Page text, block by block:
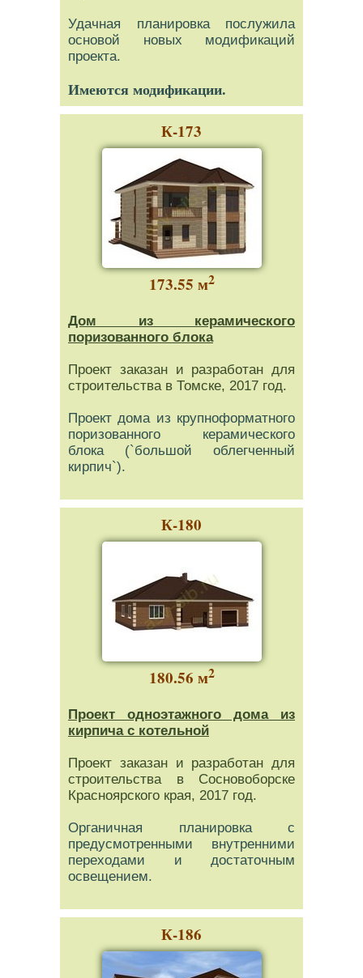
Удачная планировка послужила
основой новых модификаций
проекта.
Имеются модификации.
К-173
173.55 м2
Дом из керамического
поризованного блока
Проект заказан и разработан для
строительства в Томске, 2017 год.
Проект дома из крупноформатного
поризованного керамического
блока (`большой облегченный
кирпич`).
К-180
180.56 м2
Проект одноэтажного дома из
кирпича с котельной
Проект заказан и разработан для
строительства в Сосновоборске
Красноярского края, 2017 год.
Органичная планировка с
предусмотренными внутренними
переходами и достаточным
освещением.
К-186